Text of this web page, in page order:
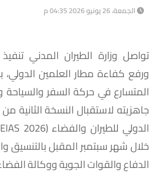
الجمعة، 26 يونيو 2026 04:35 م
تواصل وزارة الطيران المدني
ورفع كفاءة مطار العلمين الدولي،
المتسارع في حركة السفر والسياحة
جاهزيته لاستقبال النسخة الثانية
خلال شهر سبتمبر المقبل بالتنسيق
الدفاع والقوات الجوية ووكالة